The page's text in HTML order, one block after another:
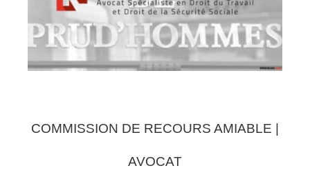
COMMISSION DE RECOURS AMIABLE |
AVOCAT